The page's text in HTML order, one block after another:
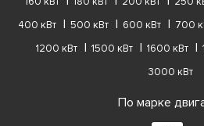
400 кВт
500 кВт 600 кВт 700
1200 кВт
1500 кВт 1600 кВт
3000 кВт
По марке